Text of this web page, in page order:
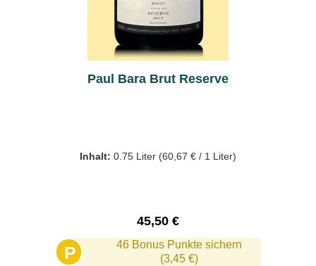
Paul Bara Brut Reserve
Inhalt: 0.75 Liter (60,67 € / 1 Liter)
Regulärer Preis:
45,50 €
P
46 Bonus Punkte sichern
(3,45 €)